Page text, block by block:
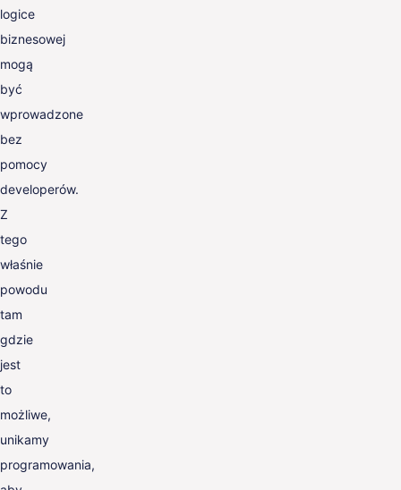
logice
biznesowej
mogą
być
wprowadzone
bez
pomocy
developerów.
Z
tego
właśnie
powodu
tam
gdzie
jest
to
możliwe,
unikamy
programowania,